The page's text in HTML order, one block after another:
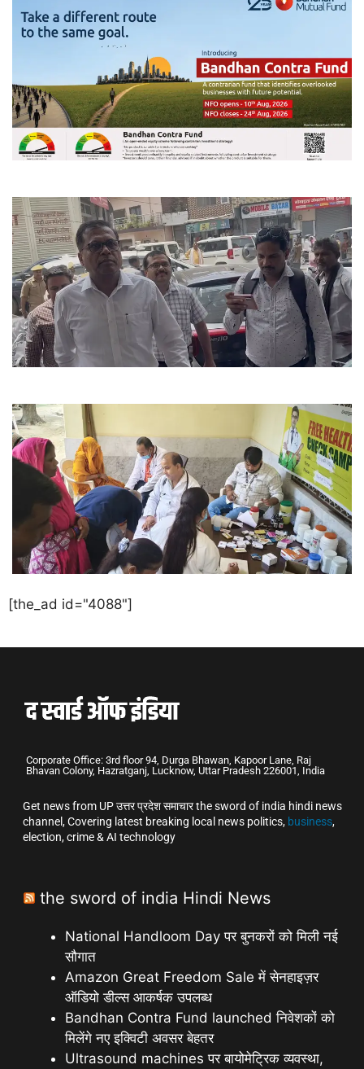
[the_ad id="4088"]
Corporate Office: 3rd floor 94, Durga Bhawan, Kapoor Lane, Raj
Bhavan Colony, Hazratganj, Lucknow, Uttar Pradesh 226001, India
Get news from UP उत्तर प्रदेश समाचार the sword of india hindi news
channel, Covering latest breaking local news politics, business,
election, crime & AI technology
the sword of india Hindi News
National Handloom Day पर बुनकरों को मिली नई
सौगात
Amazon Great Freedom Sale में सेनहाइज़र
ऑडियो डील्स आकर्षक उपलब्ध
Bandhan Contra Fund launched निवेशकों को
मिलेंगे नए इक्विटी अवसर बेहतर
Ultrasound machines पर बायोमेट्रिक व्यवस्था,